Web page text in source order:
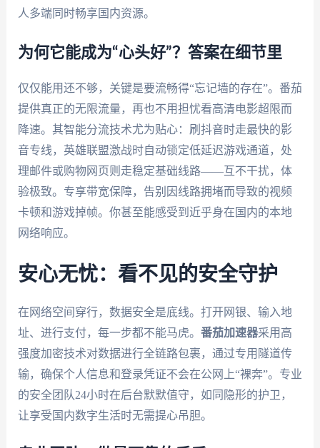
人多端同时畅享国内资源。
为何它能成为“心头好”？答案在细节里
仅仅能用还不够，关键是要流畅得“忘记墙的存在”。番茄
提供真正的无限流量，再也不用担忧看高清电影超限而
降速。其智能分流技术尤为贴心：刷抖音时走最快的影
音专线，英雄联盟激战时自动锁定低延迟游戏通道，处
理邮件或购物网页则走稳定基础线路——互不干扰，体
验极致。专享带宽保障，告别因线路拥堵而导致的视频
卡顿和游戏掉帧。你甚至能感受到近乎身在国内的本地
网络响应。
安心无忧：看不见的安全守护
在网络空间穿行，数据安全是底线。打开网银、输入地
址、进行支付，每一步都不能马虎。 番茄加速器采用高
强度加密技术对数据进行全链路包裹，通过专用隧道传
输，确保个人信息和登录凭证不会在公网上“裸奔”。专业
的安全团队24小时在后台默默值守，如同隐形的护卫，
让享受国内数字生活时无需提心吊胆。